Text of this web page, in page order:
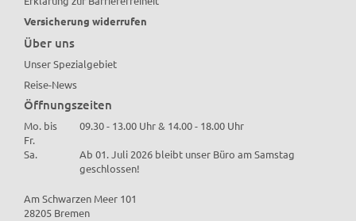
Versicherung widerrufen
Über uns
Unser Spezialgebiet
Reise-News
Öffnungszeiten
Mo. bis
Fr.
09.30 - 13.00 Uhr & 14.00 - 18.00 Uhr
Sa.
Ab 01. Juli 2026 bleibt unser Büro am Samstag
geschlossen!
Am Schwarzen Meer 101
28205 Bremen